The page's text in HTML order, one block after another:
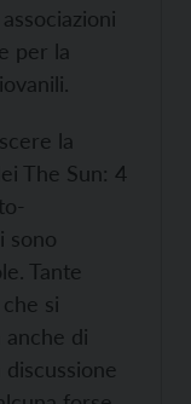
per la
la
The Sun: 4
sono
Tante
si
anche di